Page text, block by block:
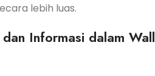
lebih luas.
Informasi dalam Wall